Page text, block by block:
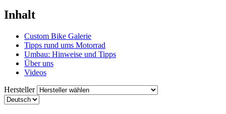
Inhalt
Custom Bike Galerie
Tipps rund ums Motorrad
Umbau: Hinweise und Tipps
Über uns
Videos
Hersteller